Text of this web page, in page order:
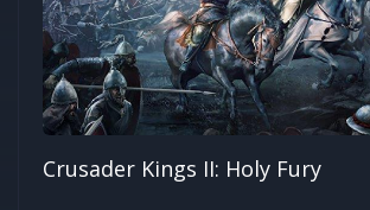
Crusader Kings II: Holy Fury